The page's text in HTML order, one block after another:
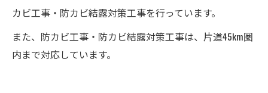
カビ工事・防カビ結露対策工事を行っています。
また、防カビ工事・防カビ結露対策工事は、片道45km圏
内まで対応しています。